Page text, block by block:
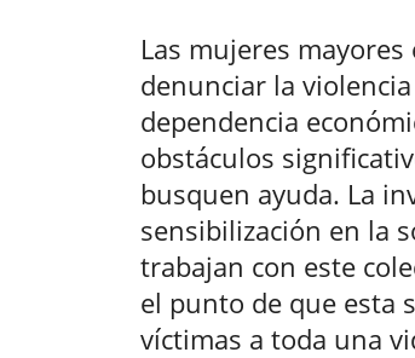
Las mujeres
denunciar la
dependencia
obstáculos
busquen ayuda. La
sensibilización en la
trabajan con este
el punto de que esta
víctimas a toda una